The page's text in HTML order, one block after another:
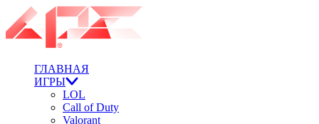
ГЛАВНАЯ
ИГРЫ
LOL
Call of Duty
Valorant